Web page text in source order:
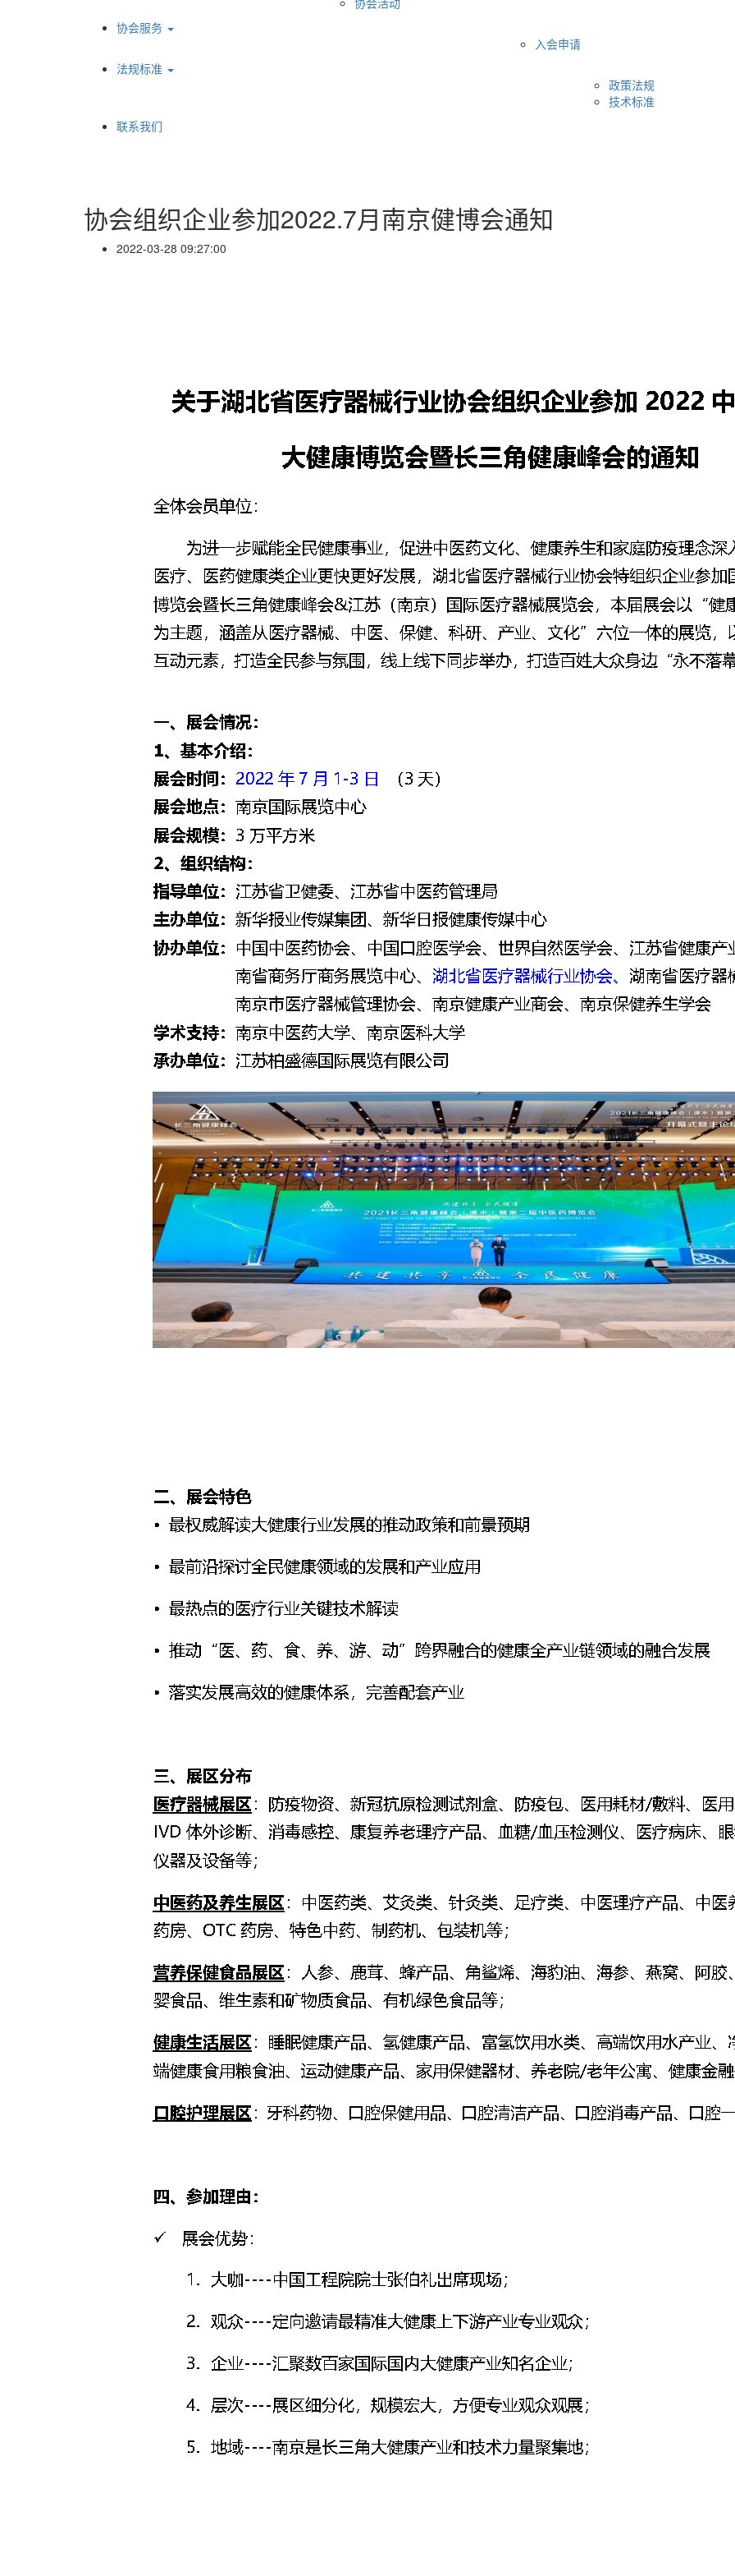
协会服务
入会申请
法规标准
政策法规
技术标准
联系我们
协会组织企业参加2022.7月南京健博会通知
2022-03-28 09:27:00